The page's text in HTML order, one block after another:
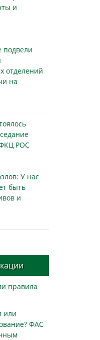
и
подвели
отделений
на
РОС
У нас
быть
и
правила
или
ФАС